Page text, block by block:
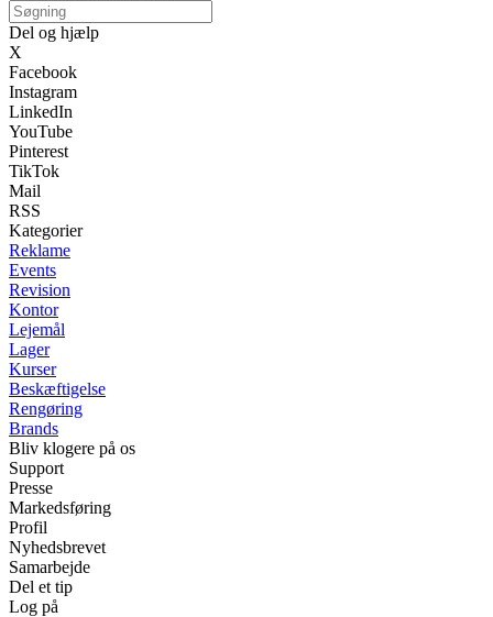
Del og hjælp
X
Facebook
Instagram
LinkedIn
YouTube
Pinterest
TikTok
Mail
RSS
Kategorier
Reklame
Events
Revision
Kontor
Lejemål
Lager
Kurser
Beskæftigelse
Rengøring
Brands
Bliv klogere på os
Support
Presse
Markedsføring
Profil
Nyhedsbrevet
Samarbejde
Del et tip
Log på